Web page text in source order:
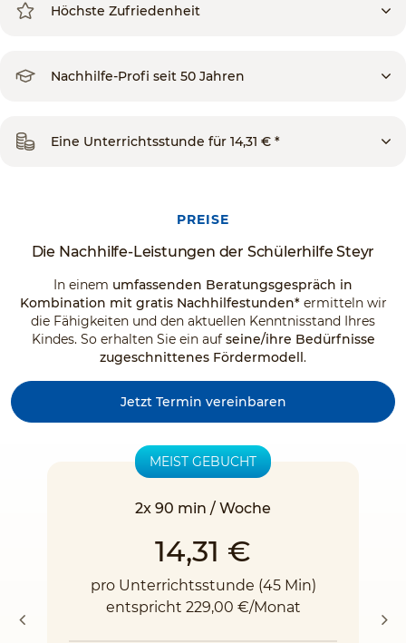
Höchste Zufriedenheit
Nachhilfe-Profi seit 50 Jahren
Eine Unterrichtsstunde für 14,31 € *
PREISE
Die Nachhilfe-Leistungen der Schülerhilfe Steyr
In einem umfassenden Beratungsgespräch in
Kombination mit gratis Nachhilfestunden*ermitteln wir
die Fähigkeiten und den aktuellen Kenntnisstand Ihres
Kindes. So erhalten Sie ein auf seine/ihre Bedürfnisse
zugeschnittenes Fördermodell.
Jetzt Termin vereinbaren
MEIST GEBUCHT
2x 90 min / Woche
14,31 €
pro Unterrichtsstunde (45 Min)
entspricht 229,00 €/Monat